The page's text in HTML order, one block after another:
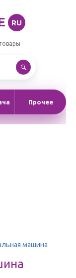
RU
Прочее
машина